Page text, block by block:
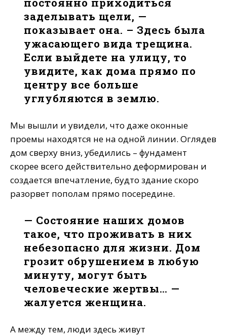
заделывать щели, —
показывает она. – Здесь была
ужасающего вида трещина.
Если выйдете на улицу, то
увидите, как дома прямо по
центру все больше
углубляются в землю.
Мы вышли и увидели, что даже оконные
проемы находятся не на одной линии. Оглядев
дом сверху вниз, убедились – фундамент
скорее всего действительно деформирован и
создается впечатление, будто здание скоро
разорвет пополам прямо посередине.
— Состояние наших домов
такое, что проживать в них
небезопасно для жизни. Дом
грозит обрушением в любую
минуту, могут быть
человеческие жертвы… —
жалуется женщина.
А между тем, люди здесь живут